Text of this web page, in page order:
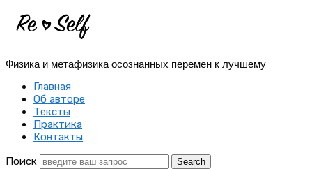
Re-
|
Создай
себя
заново
Физика и метафизика осознанных перемен к лучшему
Главная
Об авторе
Тексты
Практика
Контакты
Поиск